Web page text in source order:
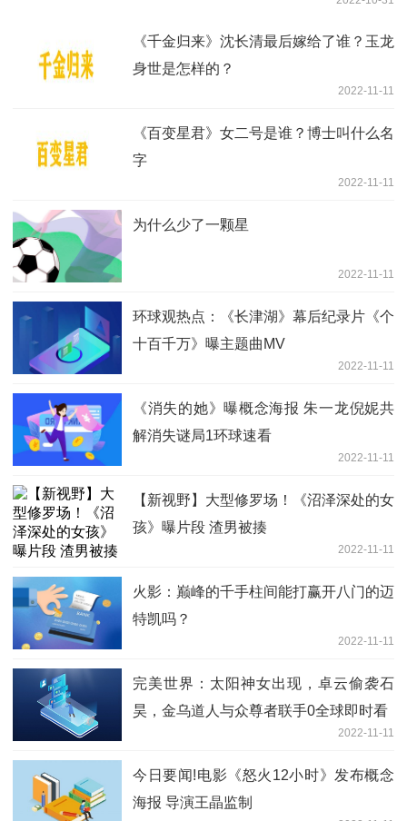
《千金归来》沈长清最后嫁给了谁？玉龙
身世是怎样的？
2022-11-11
《百变星君》女二号是谁？博士叫什么名
字
2022-11-11
为什么少了一颗星
2022-11-11
环球观热点：《长津湖》幕后纪录片《个
十百千万》曝主题曲MV
2022-11-11
《消失的她》曝概念海报 朱一龙倪妮共
解消失谜局1环球速看
2022-11-11
【新视野】大型修罗场！《沼泽深处的女
孩》曝片段 渣男被揍
2022-11-11
火影：巅峰的千手柱间能打赢开八门的迈
特凯吗？
2022-11-11
完美世界：太阳神女出现，卓云偷袭石
昊，金乌道人与众尊者联手0全球即时看
2022-11-11
今日要闻!电影《怒火12小时》发布概念
海报 导演王晶监制